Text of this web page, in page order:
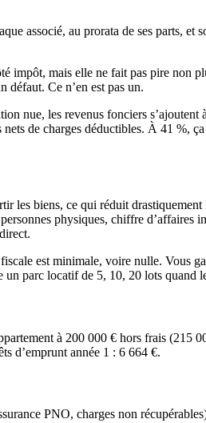
associé, au prorata de ses parts, et
mais elle ne fait pas pire non
défaut. Ce n’en est pas un.
nue, les revenus fonciers
de charges déductibles. À 41 %,
les biens, ce qui réduit
physiques, chiffre
est minimale, voire nulle. Vous
parc locatif de 5, 10, 20 lots
à 200 000 € hors frais (215
d’emprunt année 1 : 6 664 €.
PNO, charges non